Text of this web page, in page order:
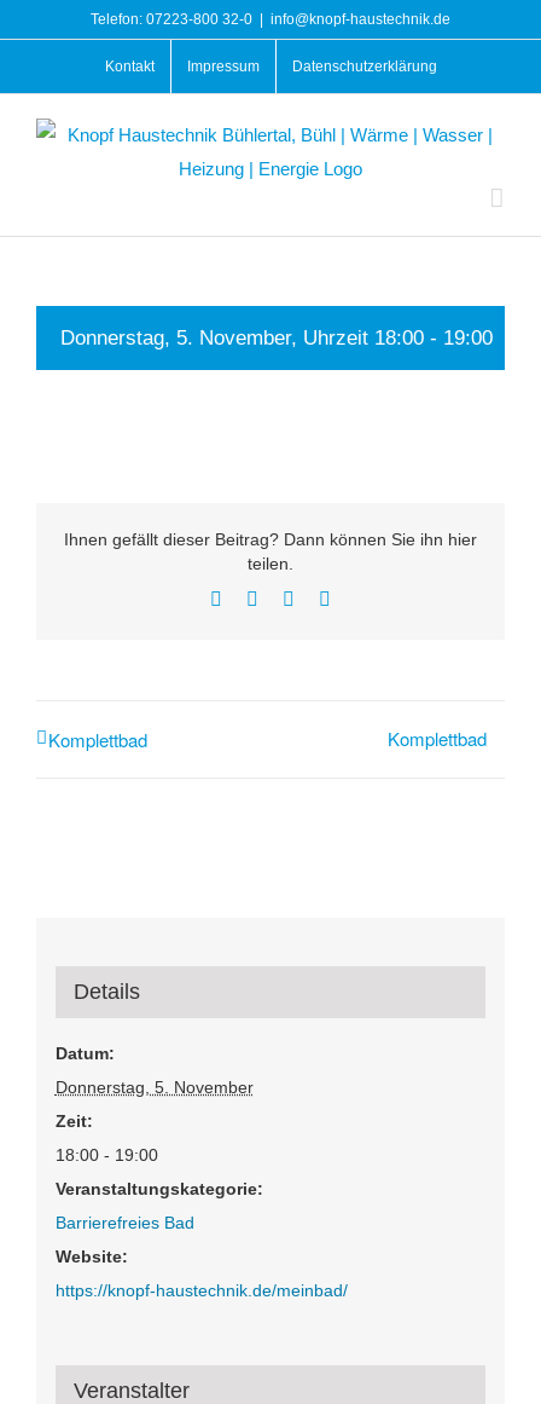
Telefon: 07223-800 32-0 info@knopf-haustechnik.de
Kontakt Impressum Datenschutzerklärung
Donnerstag, 5. November, Uhrzeit 18:00 - 19:00
Ihnen gefällt dieser Beitrag? Dann können Sie ihn hier
teilen.
FacebookLinkedInPinterest
Komplettbad Komplettbad
Details
Datum:
Donnerstag, 5. November
Zeit:
18:00 - 19:00
Veranstaltungskategorie:
Barrierefreies Bad
Website:
https://knopf-haustechnik.de/meinbad/
Veranstalter